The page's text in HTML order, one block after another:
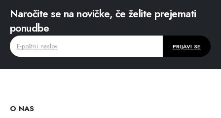
Naročite se na novičke, če želite prejemati
ponudbe
O NAS